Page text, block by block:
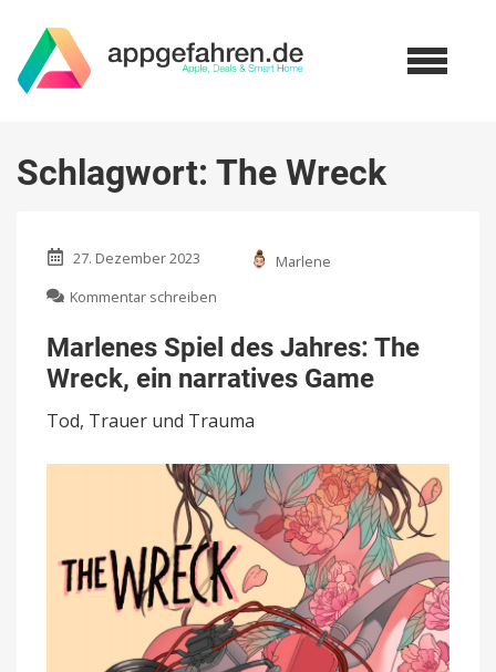
Schlagwort: The Wreck
27. Dezember 2023
Marlene
Kommentar schreiben
Spiel
des
Jahres:
Wreck,
narratives
Game
Marlenes Spiel des Jahres: The
Wreck, ein narratives Game
Tod, Trauer und Trauma